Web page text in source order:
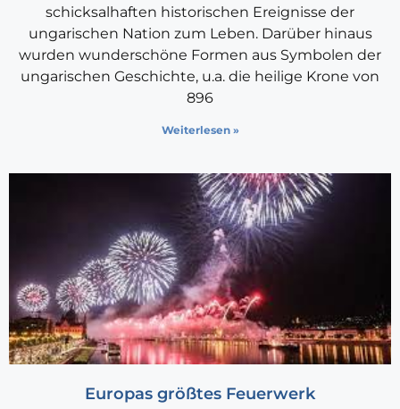
schicksalhaften historischen Ereignisse der
ungarischen Nation zum Leben. Darüber hinaus
wurden wunderschöne Formen aus Symbolen der
ungarischen Geschichte, u.a. die heilige Krone von
896
Weiterlesen »
Europas größtes Feuerwerk